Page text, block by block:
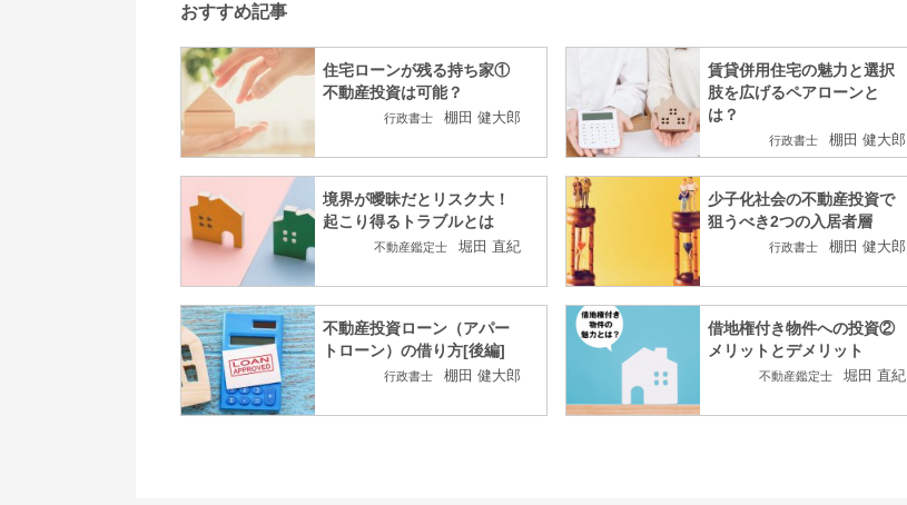
おすすめ記事
住宅ローンが残る持ち家①
不動産投資は可能？
行政書士 棚田 健大郎
賃貸併用住宅の魅力と選択
肢を広げるペアローンと
は？
行政書士 棚田 健大郎
境界が曖昧だとリスク大！
起こり得るトラブルとは
不動産鑑定士 堀田 直紀
少子化社会の不動産投資で
狙うべき2つの入居者層
行政書士 棚田 健大郎
不動産投資ローン（アパー
トローン）の借り方[後編]
行政書士 棚田 健大郎
借地権付き物件への投資②
メリットとデメリット
不動産鑑定士 堀田 直紀